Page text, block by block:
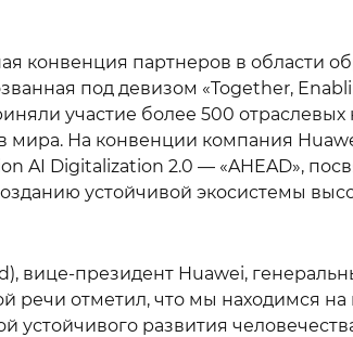
конвенция партнеров в области
под девизом «Together,
участие более 500 отраслевых
мира. На конвенции компания
AI Digitalization 2.0 — «AHEAD»,
устойчивой экосистемы
вице-президент Huawei,
речи отметил, что мы находимся
устойчивого развития